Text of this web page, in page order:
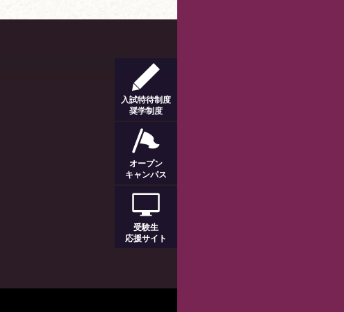
入試特待制度
奨学制度
オープン
キャンパス
受験生
応援サイト